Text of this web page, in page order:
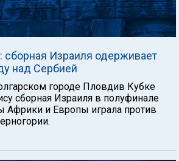
сборная Израиля одерживает
над Сербией
городе Пловдив Кубке
сборная Израиля в полуфинале
Африки и Европы играла против